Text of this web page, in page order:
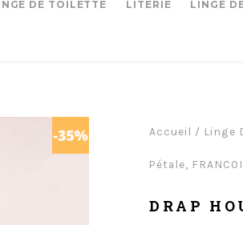
DE TOILETTE LITERIE LINGE
Accueil / Linge
Pétale,
DRAP